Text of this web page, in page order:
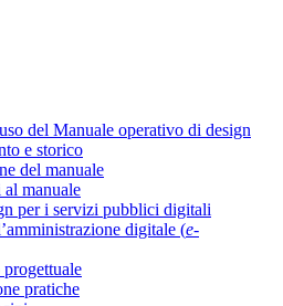
del Manuale operativo di design
e storico
del manuale
manuale
per i servizi pubblici digitali
digitale (e-
pratiche